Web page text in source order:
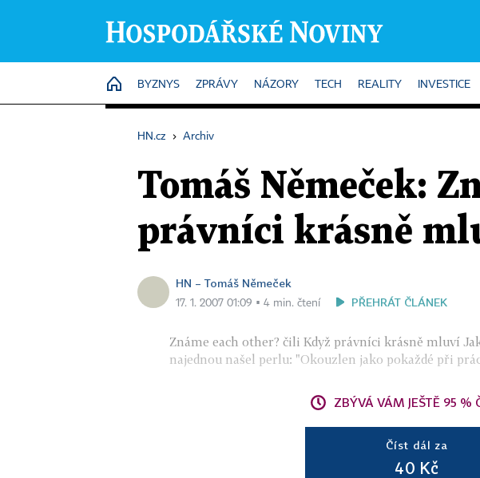
HOME
BYZNYS ZPRÁVY NÁZORY TECH REALITY INVESTICE
HN.cz › Archiv
Tomáš Němeček:
právníci krásně
HN – Tomáš Němeček
17. 1. 2007 01:09 ▪ 4 min. čtení PŘEHRÁT ČLÁNEK
Známe each other? čili Když právníci krásně mluví
najednou našel perlu: "Okouzlen jako pokaždé při
ZBÝVÁ VÁM JEŠTĚ 95 %
Číst dál za
40 Kč